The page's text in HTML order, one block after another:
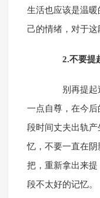
生活也应该是温
己的情绪，对于这
2.不要提
别再提起过
一点自尊，在今
段时间丈夫出轨
忆，不要一直在
把，重新拿出来
段不太好的记忆。